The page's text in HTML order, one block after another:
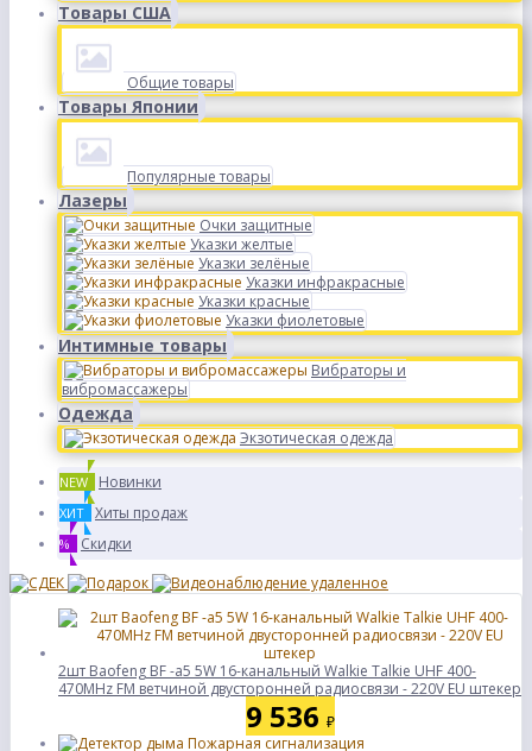
Товары США
Общие товары
Товары Японии
Популярные товары
Лазеры
Очки защитные
Указки желтые
Указки зелёные
Указки инфракрасные
Указки красные
Указки фиолетовые
Интимные товары
Вибраторы и
вибромассажеры
Одежда
Экзотическая одежда
NEW Новинки
ХИТ Хиты продаж
% Скидки
2шт Baofeng BF -а5 5W 16-канальный Walkie Talkie UHF 400-
470MHz FM ветчиной двусторонней радиосвязи - 220V EU штекер
9 536 ₽